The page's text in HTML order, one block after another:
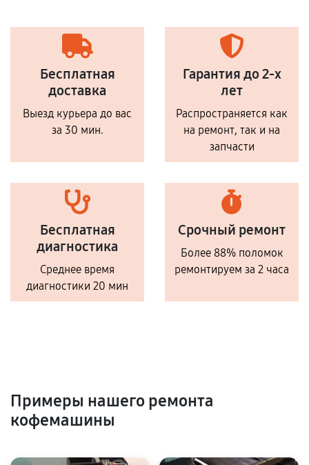
Бесплатная
доставка
Выезд курьера до вас
за 30 мин.
Гарантия до 2-х
лет
Распространяется как
на ремонт, так и на
запчасти
Бесплатная
диагностика
Среднее время
диагностики 20 мин
Срочный ремонт
Более 88% поломок
ремонтируем за 2 часа
Примеры нашего ремонта
кофемашины